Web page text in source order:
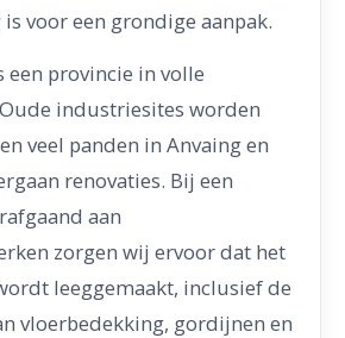
voor een grondige aanpak.
een provincie in volle
industriesites worden
veel panden in Anvaing en
renovaties. Bij een
aan
zorgen wij ervoor dat het
leeggemaakt, inclusief de
vloerbedekking, gordijnen en